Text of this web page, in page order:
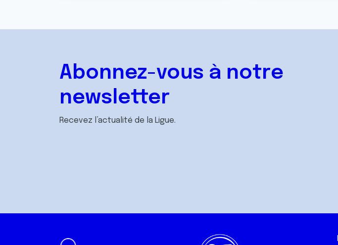
Abonnez-vous à notre
newsletter
Recevez l’actualité de la Ligue.